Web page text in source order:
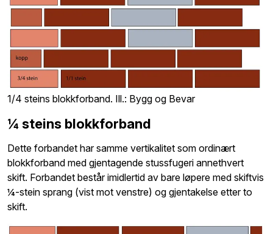
1/4 steins blokkforband. Ill.: Bygg og Bevar
¼ steins blokkforband
Dette forbandet har samme vertikalitet som ordinært
blokkforband med gjentagende stussfugeri annethvert
skift. Forbandet består imidlertid av bare løpere med skiftvis
¼-stein sprang (vist mot venstre) og gjentakelse etter to
skift.